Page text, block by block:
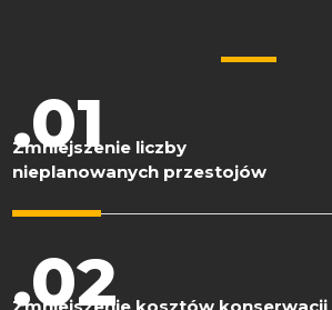
.01
Zmniejszenie liczby
nieplanowanych przestojów
.02